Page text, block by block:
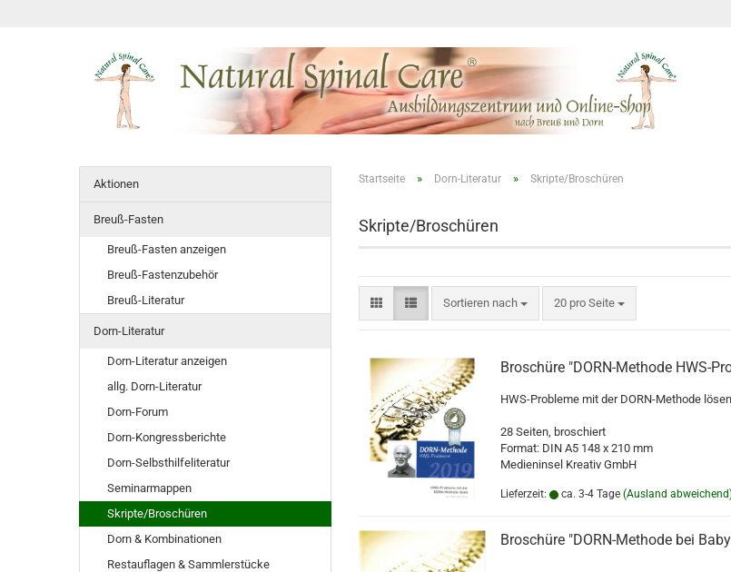
Startseite » Dorn-Literatur » Skripte/Broschüren
Skripte/Broschüren
Sortieren nach
Sortieren nach 20 pro Seite
pro Seite
Broschüre "DORN-Methode HWS-
HWS-Probleme mit der DORN-Methode
28 Seiten, broschiert
Format: DIN A5 148 x 210 mm
Medieninsel Kreativ GmbH
Lieferzeit: ca. 3-4 Tage (Ausland
Broschüre "DORN-Methode bei
Aktionen
Breuß-Fasten
Breuß-Fasten anzeigen
Breuß-Fastenzubehör
Breuß-Literatur
Dorn-Literatur
Dorn-Literatur anzeigen
allg. Dorn-Literatur
Dorn-Forum
Dorn-Kongressberichte
Dorn-Selbsthilfeliteratur
Seminarmappen
Skripte/Broschüren
Dorn & Kombinationen
Restauflagen & Sammlerstücke